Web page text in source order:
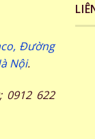
Đường
Nội.
0912 622